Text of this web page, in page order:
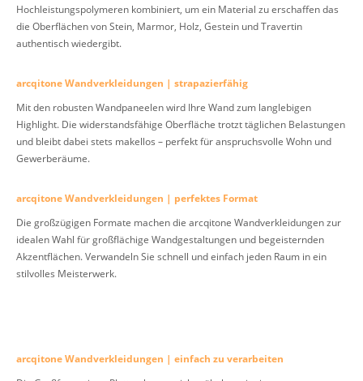
Hochleistungspolymeren kombiniert, um ein Material zu erschaffen das
die Oberflächen von Stein, Marmor, Holz, Gestein und Travertin
authentisch wiedergibt.
arcqitone Wandverkleidungen | strapazierfähig
Mit den robusten Wandpaneelen wird Ihre Wand zum langlebigen
Highlight. Die widerstandsfähige Oberfläche trotzt täglichen Belastungen
und bleibt dabei stets makellos – perfekt für anspruchsvolle Wohn und
Gewerberäume.
arcqitone Wandverkleidungen | perfektes Format
Die großzügigen Formate machen die arcqitone Wandverkleidungen zur
idealen Wahl für großflächige Wandgestaltungen und begeisternden
Akzentflächen. Verwandeln Sie schnell und einfach jeden Raum in ein
stilvolles Meisterwerk.
arcqitone Wandverkleidungen | einfach zu verarbeiten